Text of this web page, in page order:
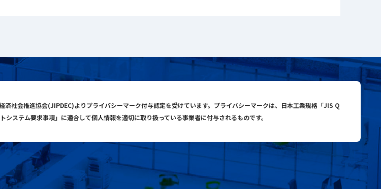
済社会推進協会(JIPDEC)よりプライバシーマーク付与認定を受けています。プライバシーマークは、日本工業規格「JIS Q
システム要求事項」に適合して個人情報を適切に取り扱っている事業者に付与されるものです。